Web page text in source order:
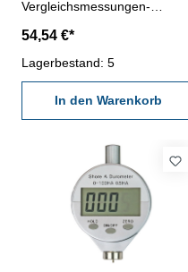
Vergleichsmessungen-
Elastomere, Neopren, Silikon,
Vinyl, weiche Kunststoffe, Filz,
Leder- Digtal-Anzeige mit
Ein/Aus-, Null- und Hold-
Taste- im Behältnis/Kasten
Kegelspitze (ø 0,79 mm), 35°
Messbereich 0 - 100 HA
Ablesung 0,5 HA
54,54 €*
Lagerbestand: 5
In den Warenkorb